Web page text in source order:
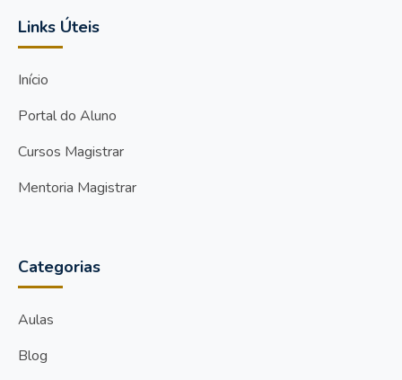
Links Úteis
Início
Portal do Aluno
Cursos Magistrar
Mentoria Magistrar
Categorias
Aulas
Blog